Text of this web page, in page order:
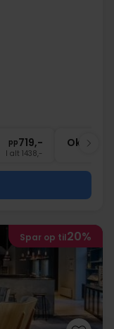
pp719,-
I alt 1438,-
Okt
Spar op til20%